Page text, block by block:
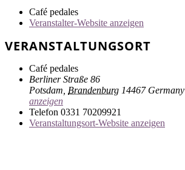
Café pedales
Veranstalter-Website anzeigen
VERANSTALTUNGSORT
Café pedales
Berliner Straße 86
Potsdam, Brandenburg 14467 Germany
anzeigen
Telefon 0331 70209921
Veranstaltungsort-Website anzeigen